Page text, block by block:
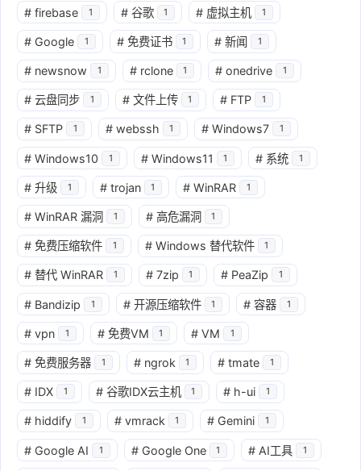
# firebase 1 # 谷歌 1 # 虚拟主机 1
# Google 1 # 免费证书 1 # 新闻 1
# newsnow 1 # rclone 1 # onedrive 1
# 云盘同步 1 # 文件上传 1 # FTP 1
# SFTP 1 # webssh 1 # Windows7 1
# Windows10 1 # Windows11 1 # 系统 1
# 升级 1 # trojan 1 # WinRAR 1
# WinRAR 漏洞 1 # 高危漏洞 1
# 免费压缩软件 1 # Windows 替代软件 1
# 替代 WinRAR 1 # 7zip 1 # PeaZip 1
# Bandizip 1 # 开源压缩软件 1 # 容器 1
# vpn 1 # 免费VM 1 # VM 1
# 免费服务器 1 # ngrok 1 # tmate 1
# IDX 1 # 谷歌IDX云主机 1 # h-ui 1
# hiddify 1 # vmrack 1 # Gemini 1
# Google AI 1 # Google One 1 # AI工具 1